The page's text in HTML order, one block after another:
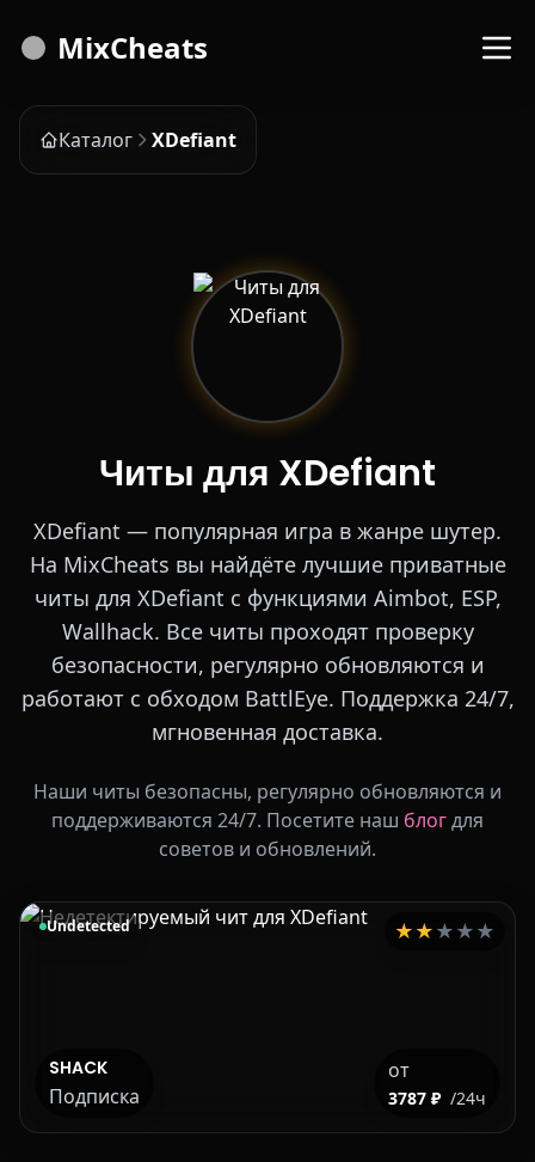
MixCheats
Каталог XDefiant
Читы для XDefiant
XDefiant — популярная игра в жанре шутер.
На MixCheats вы найдёте лучшие приватные
читы для XDefiant с функциями Aimbot, ESP,
Wallhack. Все читы проходят проверку
безопасности, регулярно обновляются и
работают с обходом BattlEye. Поддержка 24/7,
мгновенная доставка.
Наши читы безопасны, регулярно обновляются и
поддерживаются 24/7. Посетите наш блогдля
советов и обновлений.
Undetected ★★★★★
SHACK
Подписка
от
3787 ₽ /24ч